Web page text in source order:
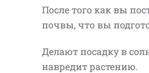
После того как вы
почвы, что вы
Делают посадку в
навредит растению.